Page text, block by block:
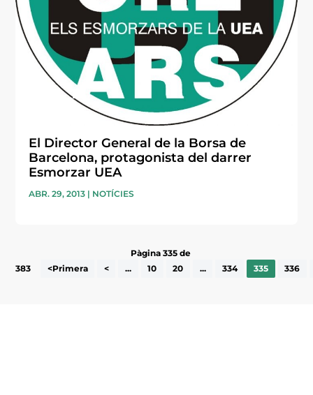
El Director General de la Borsa de
Barcelona, protagonista del darrer
Esmorzar UEA
ABR. 29, 2013 | NOTÍCIES
Pàgina 335 de
383
<Primera < ... 10 20 ... 334 335 336